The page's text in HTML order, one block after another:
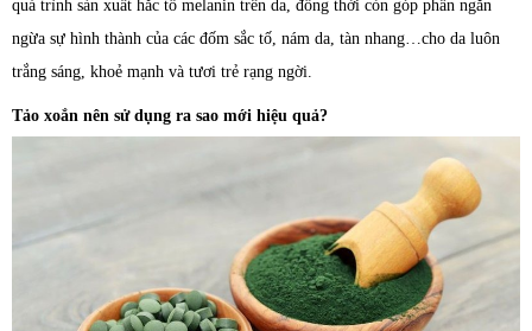
quá trình sản xuất hắc tố melanin trên da, đồng thời còn góp phần ngăn
ngừa sự hình thành của các đốm sắc tố, nám da, tàn nhang…cho da luôn
trắng sáng, khoẻ mạnh và tươi trẻ rạng ngời.
Tảo xoắn nên sử dụng ra sao mới hiệu quả?